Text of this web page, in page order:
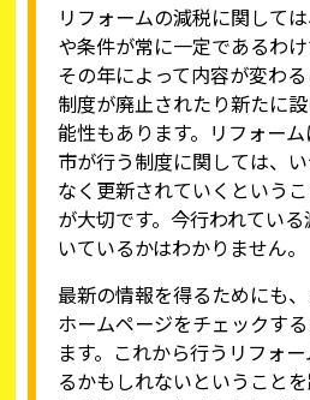
リフォームの減税に関して
や条件が常に一定であるわけ
その年によって内容が変わる
制度が廃止されたり新たに
能性もあります。リフォー
市が行う制度に関しては、
なく更新されていくという
が大切です。今行われてい
いているかはわかりません。
最新の情報を得るためにも
ホームページをチェックす
ます。これから行うリフォ
るかもしれないということ